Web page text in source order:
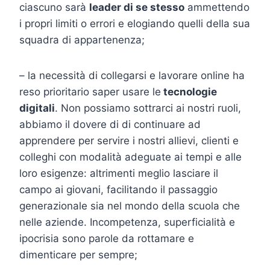
ciascuno sarà leader di se stesso ammettendo
i propri limiti o errori e elogiando quelli della sua
squadra di appartenenza;
– la necessità di collegarsi e lavorare online ha
reso prioritario saper usare le tecnologie
digitali. Non possiamo sottrarci ai nostri ruoli,
abbiamo il dovere di di continuare ad
apprendere per servire i nostri allievi, clienti e
colleghi con modalità adeguate ai tempi e alle
loro esigenze: altrimenti meglio lasciare il
campo ai giovani, facilitando il passaggio
generazionale sia nel mondo della scuola che
nelle aziende. Incompetenza, superficialità e
ipocrisia sono parole da rottamare e
dimenticare per sempre;